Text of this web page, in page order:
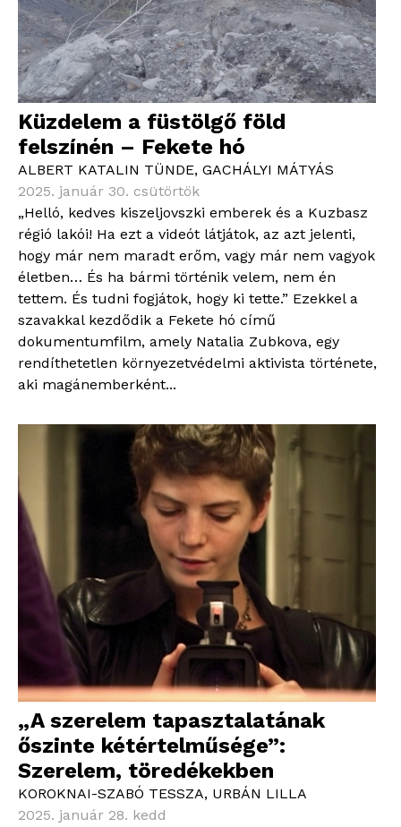
Küzdelem a füstölgő föld
felszínén – Fekete hó
ALBERT KATALIN TÜNDE, GACHÁLYI MÁTYÁS
2025. január 30. csütörtök
„Helló, kedves kiszeljovszki emberek és a Kuzbasz
régió lakói! Ha ezt a videót látjátok, az azt jelenti,
hogy már nem maradt erőm, vagy már nem vagyok
életben… És ha bármi történik velem, nem én
tettem. És tudni fogjátok, hogy ki tette.” Ezekkel a
szavakkal kezdődik a Fekete hó című
dokumentumfilm, amely Natalia Zubkova, egy
rendíthetetlen környezetvédelmi aktivista története,
aki magánemberként...
„A szerelem tapasztalatának
őszinte kétértelműsége”:
Szerelem, töredékekben
KOROKNAI-SZABÓ TESSZA, URBÁN LILLA
2025. január 28. kedd